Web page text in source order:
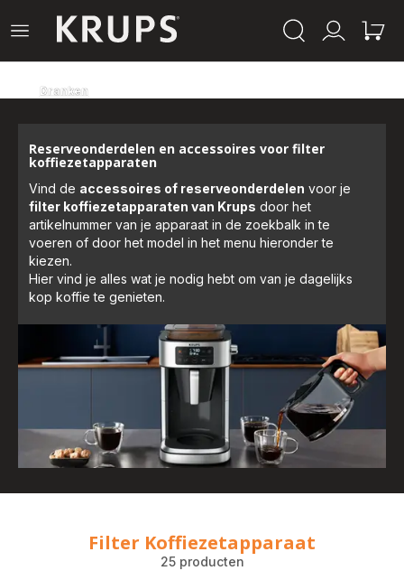
Mijn
Mijn
Open
Dranken
Reserveonderdelen en accessoires voor filter
koffiezetapparaten
Vind de accessoires of reserveonderdelen voor je
filter koffiezetapparaten van Krups door het
artikelnummer van je apparaat in de zoekbalk in te
voeren of door het model in het menu hieronder te
kiezen.
Hier vind je alles wat je nodig hebt om van je dagelijks
kop koffie te genieten.
Filter Koffiezetapparaat
25 producten